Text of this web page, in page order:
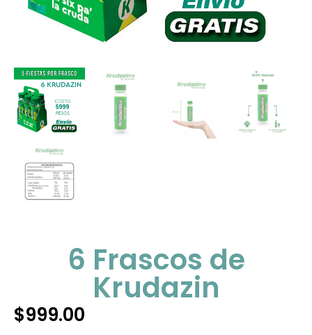
6 Frascos de
Krudazin
$999.00